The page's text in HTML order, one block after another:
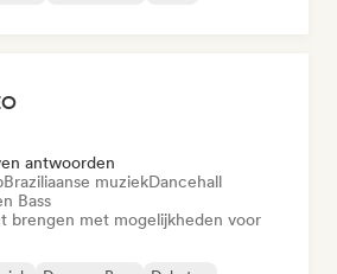
antwoorden
Braziliaanse muziekDancehall
Bass
brengen met mogelijkheden voor